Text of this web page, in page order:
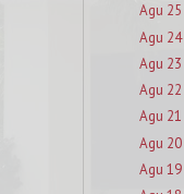
Agu 25
Agu 24
Agu 23
Agu 22
Agu 21
Agu 20
Agu 19